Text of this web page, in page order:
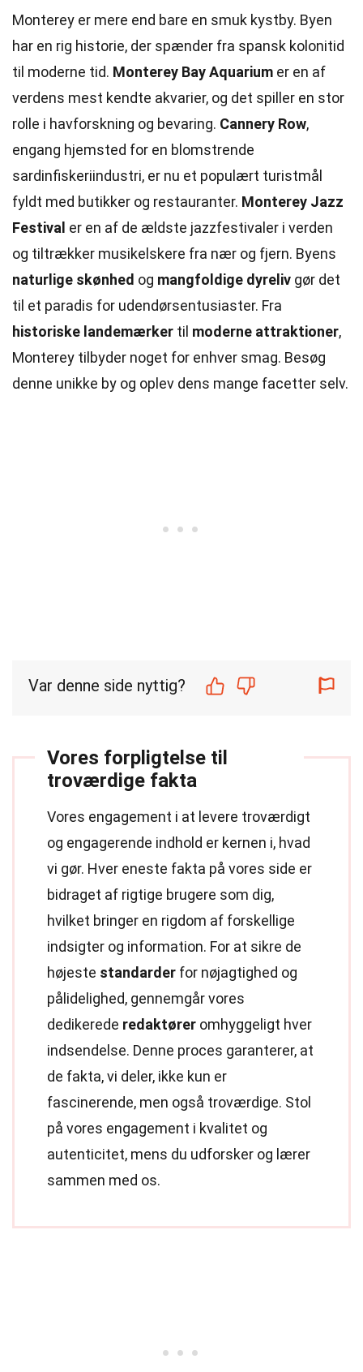
Monterey er mere end bare en smuk kystby. Byen
har en rig historie, der spænder fra spansk kolonitid
til moderne tid. Monterey Bay Aquarium er en af
verdens mest kendte akvarier, og det spiller en stor
rolle i havforskning og bevaring. Cannery Row,
engang hjemsted for en blomstrende
sardinfiskeriindustri, er nu et populært turistmål
fyldt med butikker og restauranter. Monterey Jazz
Festival er en af de ældste jazzfestivaler i verden
og tiltrækker musikelskere fra nær og fjern. Byens
naturlige skønhed og mangfoldige dyreliv gør det
til et paradis for udendørsentusiaster. Fra
historiske landemærker til moderne attraktioner,
Monterey tilbyder noget for enhver smag. Besøg
denne unikke by og oplev dens mange facetter selv.
Var denne side nyttig?
Vores forpligtelse til
troværdige fakta
Vores engagement i at levere troværdigt
og engagerende indhold er kernen i, hvad
vi gør. Hver eneste fakta på vores side er
bidraget af rigtige brugere som dig,
hvilket bringer en rigdom af forskellige
indsigter og information. For at sikre de
højeste standarder for nøjagtighed og
pålidelighed, gennemgår vores
dedikerede redaktører omhyggeligt hver
indsendelse. Denne proces garanterer, at
de fakta, vi deler, ikke kun er
fascinerende, men også troværdige. Stol
på vores engagement i kvalitet og
autenticitet, mens du udforsker og lærer
sammen med os.